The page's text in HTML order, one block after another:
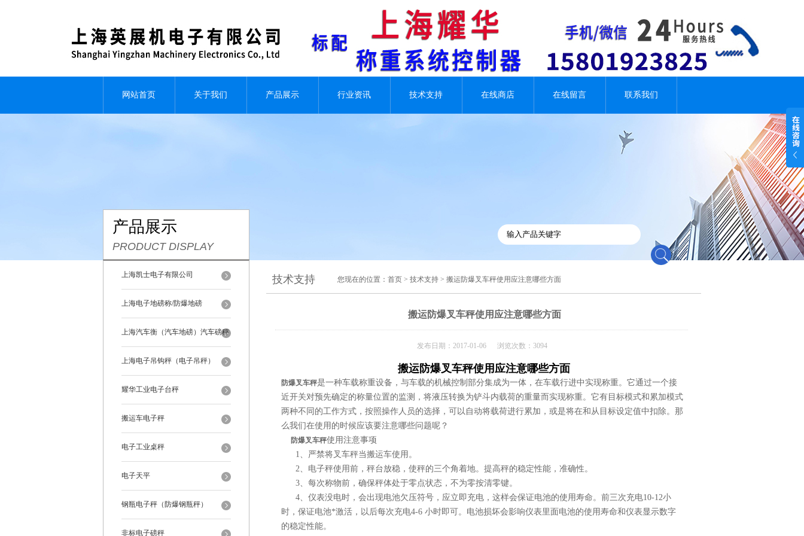
网站首页 关于我们 产品展示 行业资讯 技术支持 在线商店 在线留言 联系我们
产品展示
PRODUCT DISPLAY
上海凯士电子有限公司
上海电子地磅称/防爆地磅
上海汽车衡（汽车地磅）汽车磅秤
上海电子吊钩秤（电子吊秤）
耀华工业电子台秤
搬运车电子秤
电子工业桌秤
电子天平
钢瓶电子秤（防爆钢瓶秤）
非标电子磅秤
技术支持 您现在的位置： 首页 > 技术支持 > 搬运防爆叉车秤使用应注意哪些方面
搬运防爆叉车秤使用应注意哪些方面
发布日期：2017-01-06 浏览次数：3094
搬运防爆叉车秤使用应注意哪些方面
防爆叉车秤是一种车载称重设备，与车载的机械控制部分集成为一体，在车载行进中实现称重。它通过一个接
近开关对预先确定的称量位置的监测，将液压转换为铲斗内载荷的重量而实现称重。它有目标模式和累加模式
两种不同的工作方式，按照操作人员的选择，可以自动将载荷进行累加，或是将在和从目标设定值中扣除。那
么我们在使用的时候应该要注意哪些问题呢？
防爆叉车秤使用注意事项
1、严禁将叉车秤当搬运车使用。
2、电子秤使用前，秤台放稳，使秤的三个角着地。提高秤的稳定性能，准确性。
3、每次称物前，确保秤体处于零点状态，不为零按清零键。
4、仪表没电时，会出现电池欠压符号，应立即充电，这样会保证电池的使用寿命。前三次充电10-12小
时，保证电池*激活，以后每次充电4-6 小时即可。电池损坏会影响仪表里面电池的使用寿命和仪表显示数字
的稳定性能。